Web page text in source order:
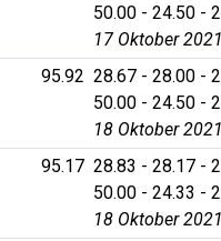
50.00 - 24.50 -
17 Oktober
95.92 28.67 - 28.00 -
50.00 - 24.50 -
18 Oktober
95.17 28.83 - 28.17 -
50.00 - 24.33 -
18 Oktober